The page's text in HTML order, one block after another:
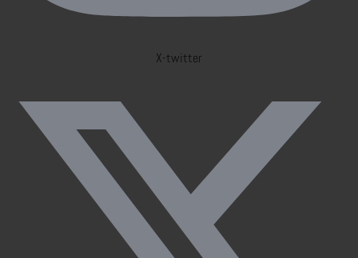
X-twitter